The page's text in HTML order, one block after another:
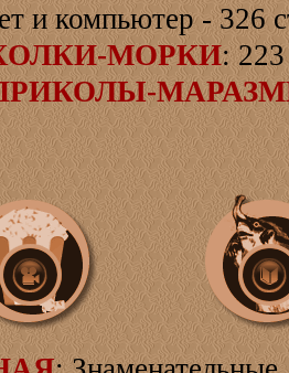
и компьютер - 326
МОРКИ: 223